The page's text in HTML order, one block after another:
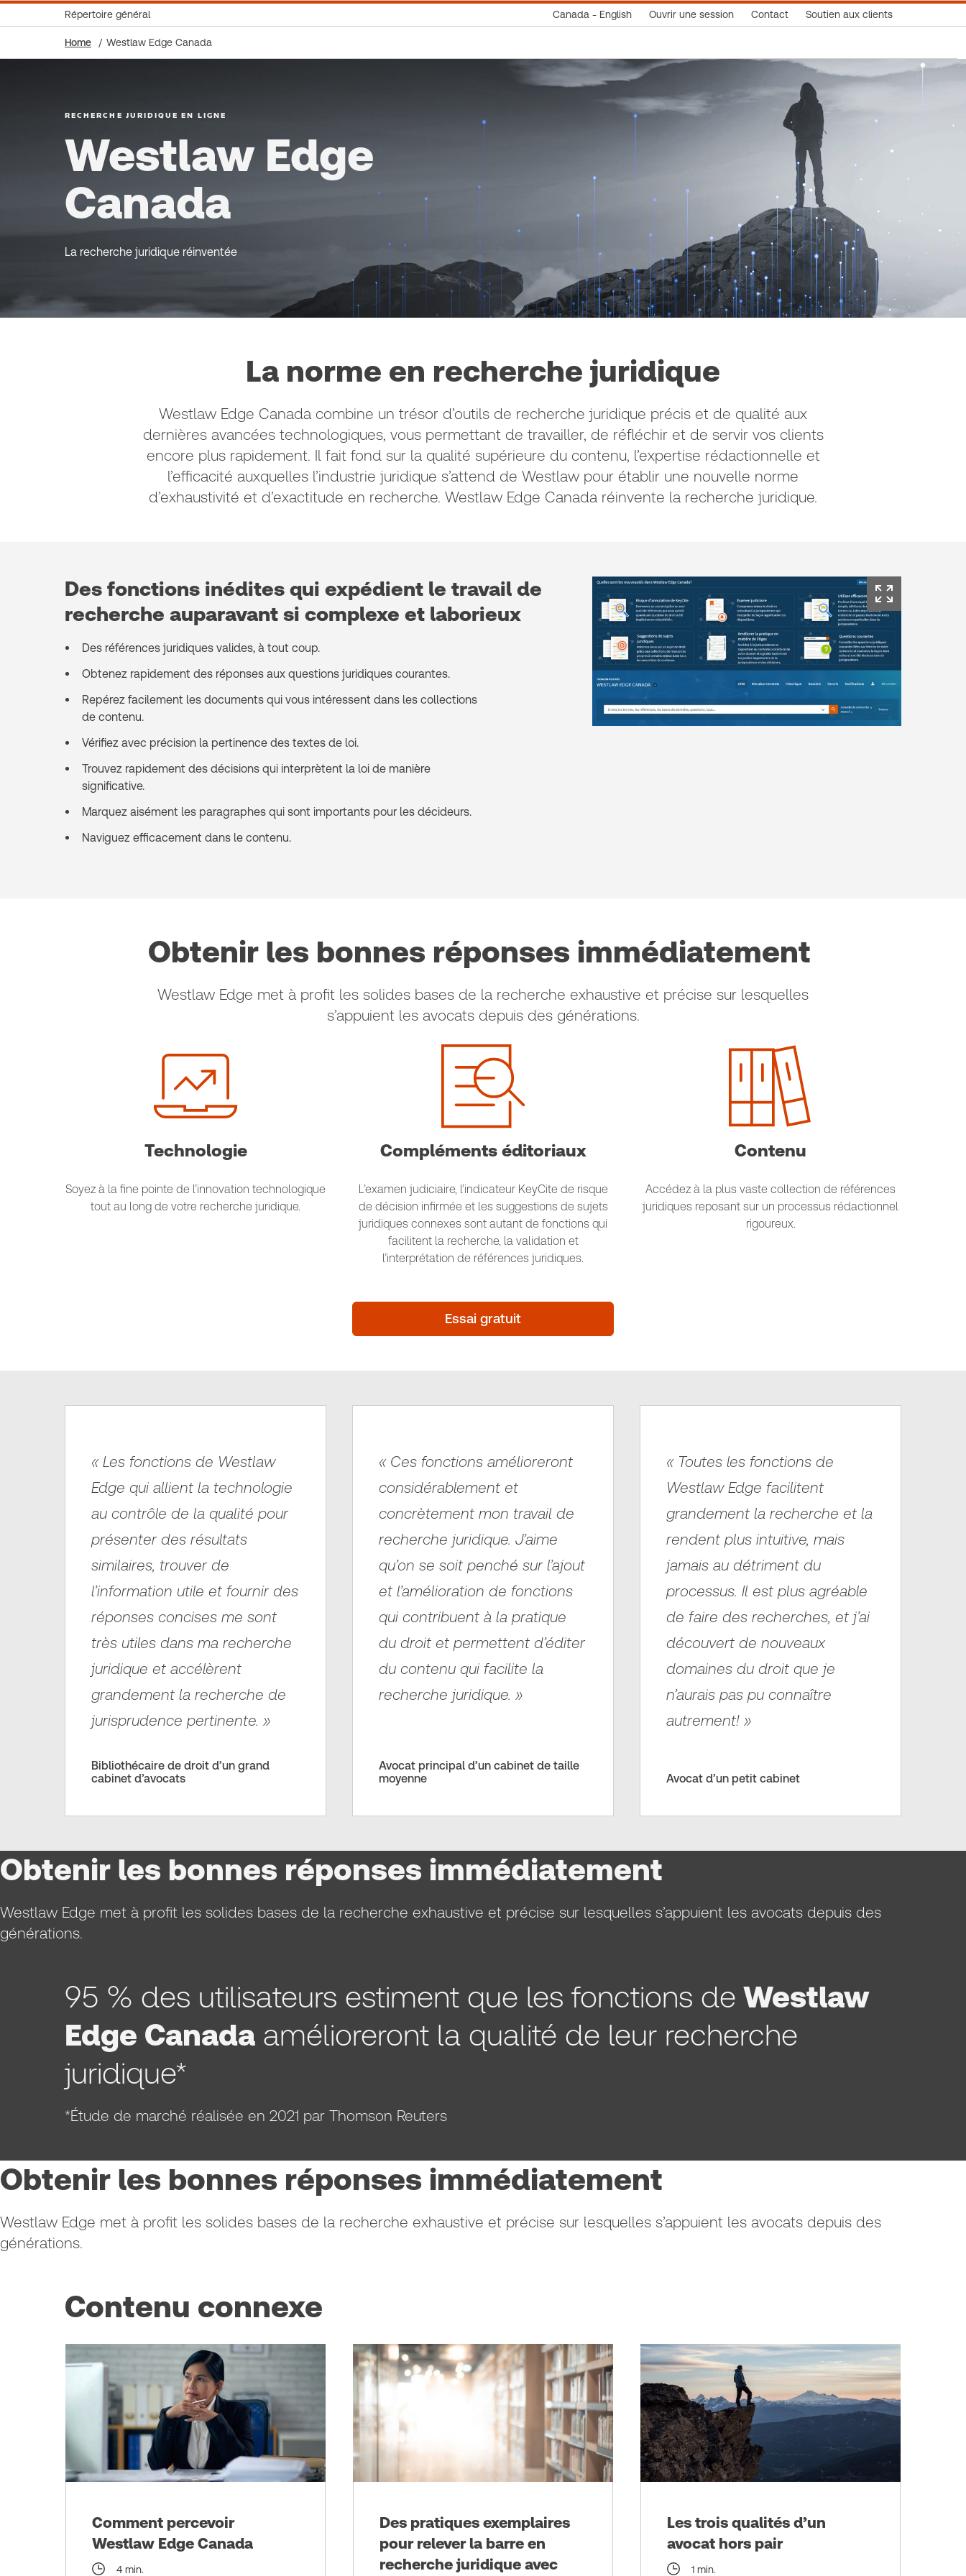
Répertoire général Canada - English Ouvrir une session Contact Soutien aux clients
Home Westlaw Edge Canada
RECHERCHE JURIDIQUE EN LIGNE
Westlaw Edge
Canada
La recherche juridique réinventée
La norme en recherche juridique
Westlaw Edge Canada combine un trésor d’outils de recherche juridique précis et de qualité aux
dernières avancées technologiques, vous permettant de travailler, de réfléchir et de servir vos clients
encore plus rapidement. Il fait fond sur la qualité supérieure du contenu, l’expertise rédactionnelle et
l’efficacité auxquelles l’industrie juridique s’attend de Westlaw pour établir une nouvelle norme
d’exhaustivité et d’exactitude en recherche. Westlaw Edge Canada réinvente la recherche juridique.
Des fonctions inédites qui expédient le travail de
recherche auparavant si complexe et laborieux
Des références juridiques valides, à tout coup.
Obtenez rapidement des réponses aux questions juridiques courantes.
Repérez facilement les documents qui vous intéressent dans les collections
de contenu.
Vérifiez avec précision la pertinence des textes de loi.
Trouvez rapidement des décisions qui interprètent la loi de manière
significative.
Marquez aisément les paragraphes qui sont importants pour les décideurs.
Naviguez efficacement dans le contenu.
Obtenir les bonnes réponses immédiatement
Westlaw Edge met à profit les solides bases de la recherche exhaustive et précise sur lesquelles
s’appuient les avocats depuis des générations.
Technologie
Soyez à la fine pointe de l’innovation technologique
tout au long de votre recherche juridique.
Compléments éditoriaux
L’examen judiciaire, l’indicateur KeyCite de risque
de décision infirmée et les suggestions de sujets
juridiques connexes sont autant de fonctions qui
facilitent la recherche, la validation et
l’interprétation de références juridiques.
Contenu
Accédez à la plus vaste collection de références
juridiques reposant sur un processus rédactionnel
rigoureux.
Essai gratuit
« Les fonctions de Westlaw
Edge qui allient la technologie
au contrôle de la qualité pour
présenter des résultats
similaires, trouver de
l’information utile et fournir des
réponses concises me sont
très utiles dans ma recherche
juridique et accélèrent
grandement la recherche de
jurisprudence pertinente. »
Bibliothécaire de droit d’un grand
cabinet d’avocats
« Ces fonctions amélioreront
considérablement et
concrètement mon travail de
recherche juridique. J’aime
qu’on se soit penché sur l’ajout
et l’amélioration de fonctions
qui contribuent à la pratique
du droit et permettent d’éditer
du contenu qui facilite la
recherche juridique. »
Avocat principal d’un cabinet de taille
moyenne
« Toutes les fonctions de
Westlaw Edge facilitent
grandement la recherche et la
rendent plus intuitive, mais
jamais au détriment du
processus. Il est plus agréable
de faire des recherches, et j’ai
découvert de nouveaux
domaines du droit que je
n’aurais pas pu connaître
autrement! »
Avocat d’un petit cabinet
Obtenir les bonnes réponses immédiatement
Westlaw Edge met à profit les solides bases de la recherche exhaustive et précise sur lesquelles s’appuient les avocats depuis des
générations.
95 % des utilisateurs estiment que les fonctions de Westlaw
Edge Canada amélioreront la qualité de leur recherche
juridique*
*Étude de marché réalisée en 2021 par Thomson Reuters
Obtenir les bonnes réponses immédiatement
Westlaw Edge met à profit les solides bases de la recherche exhaustive et précise sur lesquelles s’appuient les avocats depuis des
générations.
Contenu connexe
Comment percevoir
Westlaw Edge Canada
4 min.
Des pratiques exemplaires
pour relever la barre en
recherche juridique avec
Les trois qualités d’un
avocat hors pair
1 min.